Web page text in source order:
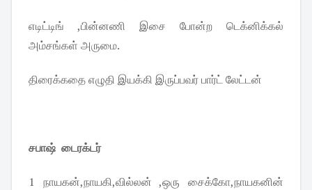
எடிட்டிங் ,பின்னணி இசை போன்ற டெக்னிக்கல்
அம்சங்கள் அருமை.
திரைக்கதை எழுதி இயக்கி இருப்பவர் பார்ட் லேட்டன்
சபாஷ் டைரக்டர்
1 நாயகன்,நாயகி,வில்லன் ,ஒரு சைக்கோ,நாயகனின்